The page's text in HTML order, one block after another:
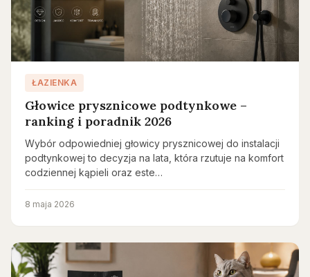
ŁAZIENKA
Głowice prysznicowe podtynkowe –
ranking i poradnik 2026
Wybór odpowiedniej głowicy prysznicowej do instalacji
podtynkowej to decyzja na lata, która rzutuje na komfort
codziennej kąpieli oraz este…
8 maja 2026